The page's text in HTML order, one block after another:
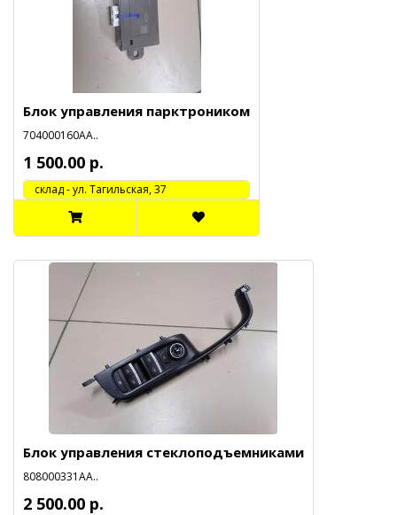
Блок управления парктроником
704000160АА..
1 500.00 р.
cклад - ул. Тагильская, 37
Блок управления стеклоподъемниками
808000331АА..
2 500.00 р.